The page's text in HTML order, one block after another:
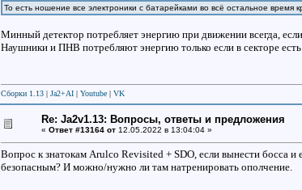
То есть ношение все электроники с батарейками во всё остальное время
Минный детектор потребляет энергию при движении всегда,
Наушники и ПНВ потребляют энергию только если в секторе
Сборки 1.13 | Ja2+AI | Youtube | VK
Re: Ja2v1.13: Вопросы, ответы и предложения
« Ответ #13164 от 12.05.2022 в 13:04:04 »
Вопрос к знатокам Arulco Revisited + SDO, если вынести босса
безопасным? И можно/нужно ли там натренировать ополчение.